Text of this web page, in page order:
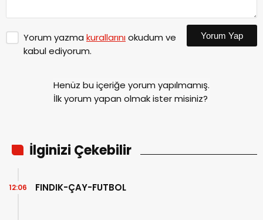
Yorum yazma kurallarınıokudum ve
kabul ediyorum.
Yorum Yap
Henüz bu içeriğe yorum yapılmamış.
İlk yorum yapan olmak ister misiniz?
İlginizi Çekebilir
FINDIK-ÇAY-FUTBOL
12:06